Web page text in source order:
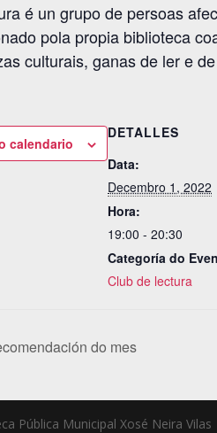
é un grupo de persoas
pola propia biblioteca
culturais, ganas de ler e
calendario
DETALLES
Data:
Decembro 1, 2022
Hora:
19:00 - 20:30
Categoría do
Club de lectura
do mes
Pública Municipal Xosé Neira Vilas